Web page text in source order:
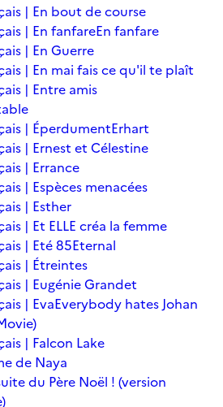
| En bout de course
| En fanfareEn fanfare
| En Guerre
| En mai fais ce qu'il te plaît
| Entre amis
| ÉperdumentErhart
| Ernest et Célestine
| Errance
| Espèces menacées
| Esther
| Et ELLE créa la femme
| Eté 85Eternal
| Étreintes
| Eugénie Grandet
| EvaEverybody hates Johan
| Falcon Lake
de Naya
du Père Noël ! (version